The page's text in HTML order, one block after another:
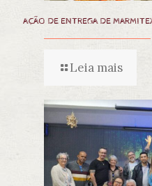
AÇÃO DE ENTREGA DE
Leia mais